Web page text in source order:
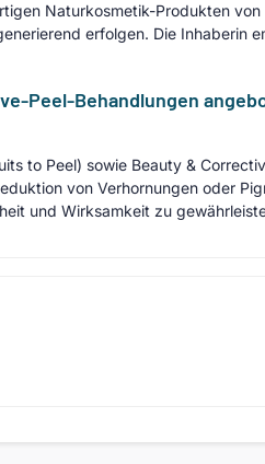
Naturkosmetik-Produkten von
erfolgen. Die Inhaberin
Peel-Behandlungen
to Peel) sowie Beauty &
von Verhornungen oder
und Wirksamkeit zu